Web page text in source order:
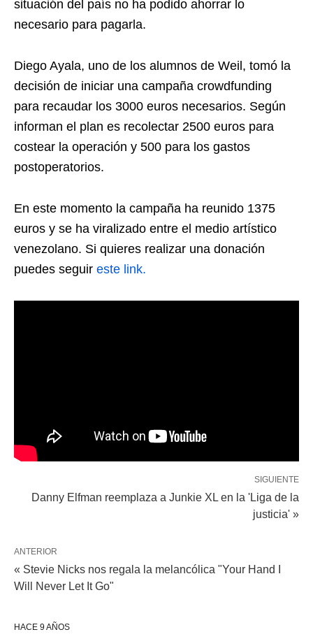
situación del país no ha podido ahorrar lo
necesario para pagarla.
Diego Ayala, uno de los alumnos de Weil, tomó la
decisión de iniciar una campaña crowdfunding
para recaudar los 3000 euros necesarios. Según
informan el plan es recolectar 2500 euros para
costear la operación y 500 para los gastos
postoperatorios.
En este momento la campaña ha reunido 1375
euros y se ha viralizado entre el medio artístico
venezolano. Si quieres realizar una donación
puedes seguir este link.
SIGUIENTE
Danny Elfman reemplaza a Junkie XL en la 'Liga de la
justicia' »
ANTERIOR
« Stevie Nicks nos regala la melancólica "Your Hand I
Will Never Let It Go"
HACE 9 AÑOS